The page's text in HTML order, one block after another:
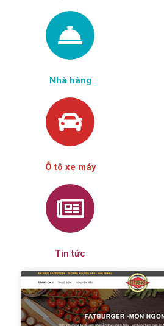
Nhà hàng
Ô tô xe máy
Tin tức